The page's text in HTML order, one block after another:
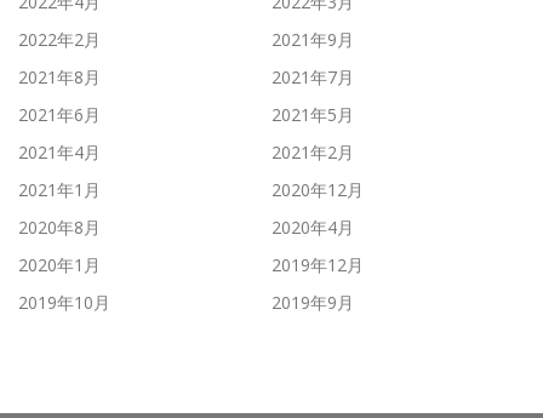
2022年2月
2021年9月
2021年8月
2021年7月
2021年6月
2021年5月
2021年4月
2021年2月
2021年1月
2020年12月
2020年8月
2020年4月
2020年1月
2019年12月
2019年10月
2019年9月